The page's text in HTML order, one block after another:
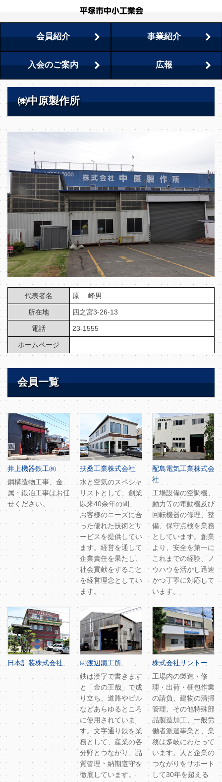
会員紹介 事業紹介
入会のご案内 広報
㈱中原製作所
代表者名 原 峰男
所在地 四之宮3-26-13
電話 23-1555
ホームページ
会員一覧
井上機器鉄工㈱
鋼構造物工事、金
属・鍛冶工事はお任
せください。
扶桑工業株式会社
水と空気のスペシャ
リストとして、創業
以来40余年の間、
お客様のニーズに合
った優れた技術とサ
ービスを提供してい
ます。経営を通して
企業責任を果たし、
社会貢献をすること
を経営理念としてい
ます。
配島電気工業株式会
社
工場設備の空調機、
動力等の電動機及び
回転機器の修理、整
備、保守点検を業務
としています。創業
より、安全を第一に
これまでの経験、ノ
ウハウを活かし迅速
かつ丁寧に対応して
います。
日本計装株式会社
㈱渡辺鐵工所
鉄は漢字で書きます
と「金の王哉」で成
り立ち、道路やビル
などあらゆるところ
に使用されていま
す。文字通り鉄を業
務として、産業の各
分野とつながり、品
質管理・納期遵守を
徹底しています。
株式会社サントー
工場内の製造・修
理・出荷・梱包作業
の請負、建物の清掃
管理、その他特殊部
品製造加工、一般労
働者派遣事業と、業
務は多岐にわたって
います。人と企業の
つながりをサポート
して30年を超える